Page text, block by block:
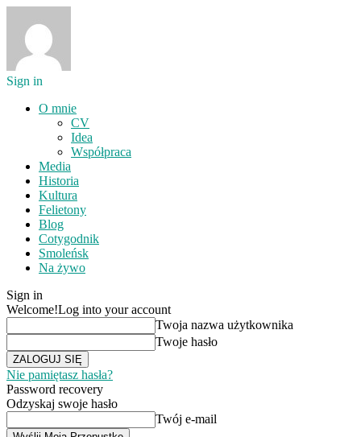
Sign in
O mnie
CV
Idea
Współpraca
Media
Historia
Kultura
Felietony
Blog
Cotygodnik
Smoleńsk
Na żywo
Sign in
Welcome!Log into your account
Twoja nazwa użytkownika
Twoje hasło
Nie pamiętasz hasła?
Password recovery
Odzyskaj swoje hasło
Twój e-mail